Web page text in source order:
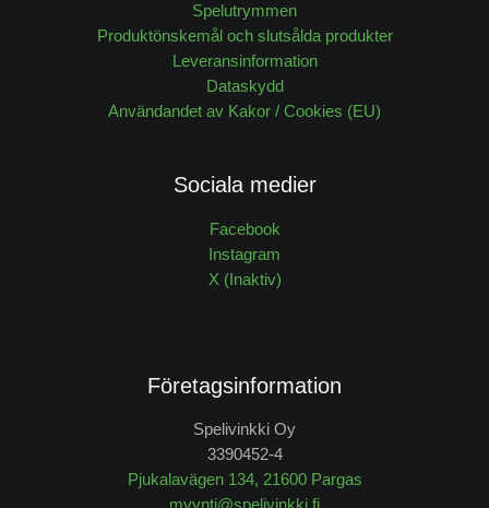
Spelutrymmen
Produktönskemål och slutsålda produkter
Leveransinformation
Dataskydd
Användandet av Kakor / Cookies (EU)
Sociala medier
Facebook
Instagram
X (Inaktiv)
Företagsinformation
Spelivinkki Oy
3390452-4
Pjukalavägen 134, 21600 Pargas
myynti@spelivinkki.fi